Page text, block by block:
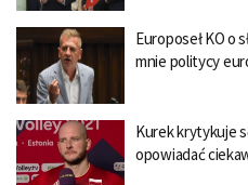
Europoseł KO o
mnie politycy
Kurek krytykuje
opowiadać